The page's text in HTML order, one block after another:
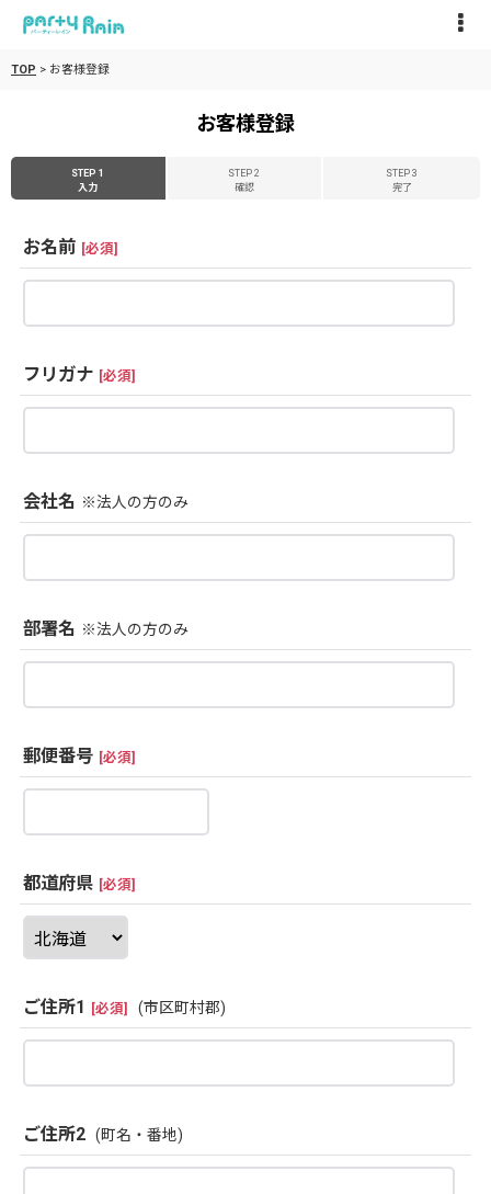
TOP > お客様登録
お客様登録
STEP 1
入力
STEP 2
確認
STEP 3
完了
お名前 [必須]
フリガナ [必須]
会社名 ※法人の方のみ
部署名 ※法人の方のみ
郵便番号 [必須]
都道府県 [必須]
ご住所1 [必須] (市区町村郡)
ご住所2 (町名・番地)